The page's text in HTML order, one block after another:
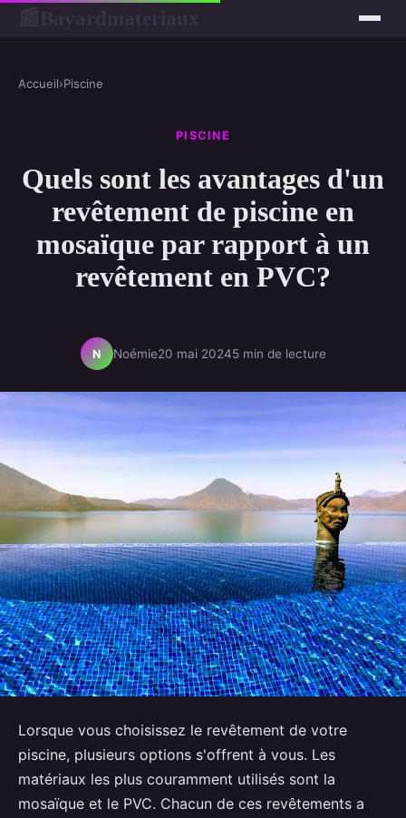
Accueil›Piscine
PISCINE
Quels sont les avantages d'un
revêtement de piscine en
mosaïque par rapport à un
revêtement en PVC?
N Noémie20 mai 20245 min de lecture
Lorsque vous choisissez le revêtement de votre
piscine, plusieurs options s'offrent à vous. Les
matériaux les plus couramment utilisés sont la
mosaïque et le PVC. Chacun de ces revêtements a